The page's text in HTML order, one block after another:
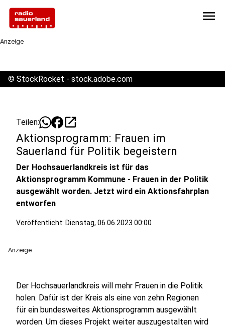
menu
Anzeige
© StockRocket - stock.adobe.com
Teilen: open_in_new
Aktionsprogramm: Frauen im
Sauerland für Politik begeistern
Der Hochsauerlandkreis ist für das
Aktionsprogramm Kommune - Frauen in der Politik
ausgewählt worden. Jetzt wird ein Aktionsfahrplan
entworfen
Veröffentlicht: Dienstag, 06.06.2023 00:00
Anzeige
Der Hochsauerlandkreis will mehr Frauen in die Politik
holen. Dafür ist der Kreis als eine von zehn Regionen
für ein bundesweites Aktionsprogramm ausgewählt
worden. Um dieses Projekt weiter auszugestalten wird